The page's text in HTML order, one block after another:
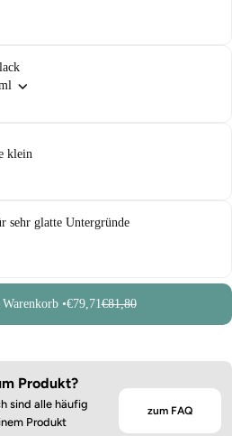
klein
sehr glatte Untergründe
•€79,71€81,80
Produkt?
sind alle häufig
Produkt
zum FAQ